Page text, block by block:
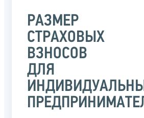
РАЗМЕР
СТРАХОВЫХ
ВЗНОСОВ
ДЛЯ